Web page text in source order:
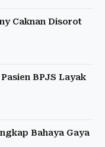
Caknan Disorot
BPJS Layak
Bahaya Gaya